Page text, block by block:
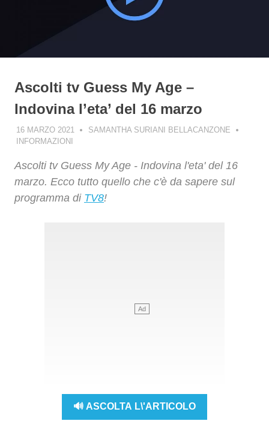
Ascolti tv Guess My Age –
Indovina l’eta’ del 16 marzo
16 MARZO 2021
SAMANTHA SURIANI BELLACANZONE
INFORMAZIONI
Ascolti tv Guess My Age - Indovina l'eta' del 16
marzo. Ecco tutto quello che c'è da sapere sul
programma di TV8!
🔊 ASCOLTA L\'ARTICOLO